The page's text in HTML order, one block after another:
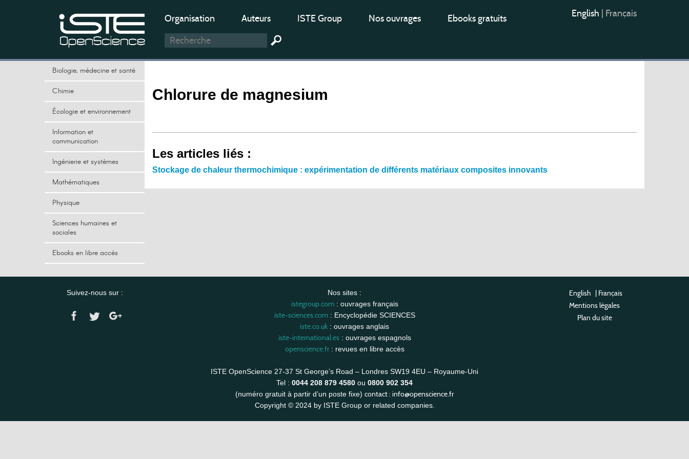
Organisation Auteurs ISTE Group Nos ouvrages Ebooks gratuits English Français
Biologie, médecine et santé
Chimie
Écologie et environnement
Information et
communication
Ingénierie et systèmes
Mathématiques
Physique
Sciences humaines et
sociales
Ebooks en libre accès
Chlorure de magnesium
Les articles liés :
Stockage de chaleur thermochimique : expérimentation de différents matériaux composites innovants
Suivez-nous sur : Nos sites :
istegroup.com: ouvrages français
iste-sciences.com: Encyclopédie SCIENCES
iste.co.uk : ouvrages anglais
iste-international.es: ouvrages espagnols
openscience.fr: revues en libre accès
ISTE OpenScience 27-37 St George’s Road – Londres SW19 4EU – Royaume-Uni
Tel : 0044 208 879 4580 ou 0800 902 354
(numéro gratuit à partir d’un poste fixe) contact : info@openscience.fr
Copyright © 2024 by ISTE Group or related companies.
English | Français
Mentions légales
Plan du site